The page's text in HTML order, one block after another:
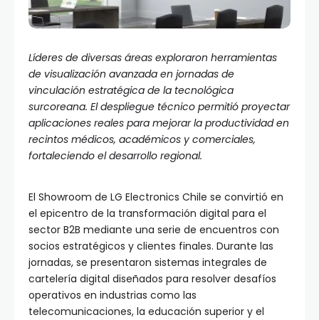
Líderes de diversas áreas exploraron herramientas
de visualización avanzada en jornadas de
vinculación estratégica de la tecnológica
surcoreana. El despliegue técnico permitió proyectar
aplicaciones reales para mejorar la productividad en
recintos médicos, académicos y comerciales,
fortaleciendo el desarrollo regional.
El Showroom de LG Electronics Chile se convirtió en
el epicentro de la transformación digital para el
sector B2B mediante una serie de encuentros con
socios estratégicos y clientes finales. Durante las
jornadas, se presentaron sistemas integrales de
cartelería digital diseñados para resolver desafíos
operativos en industrias como las
telecomunicaciones, la educación superior y el